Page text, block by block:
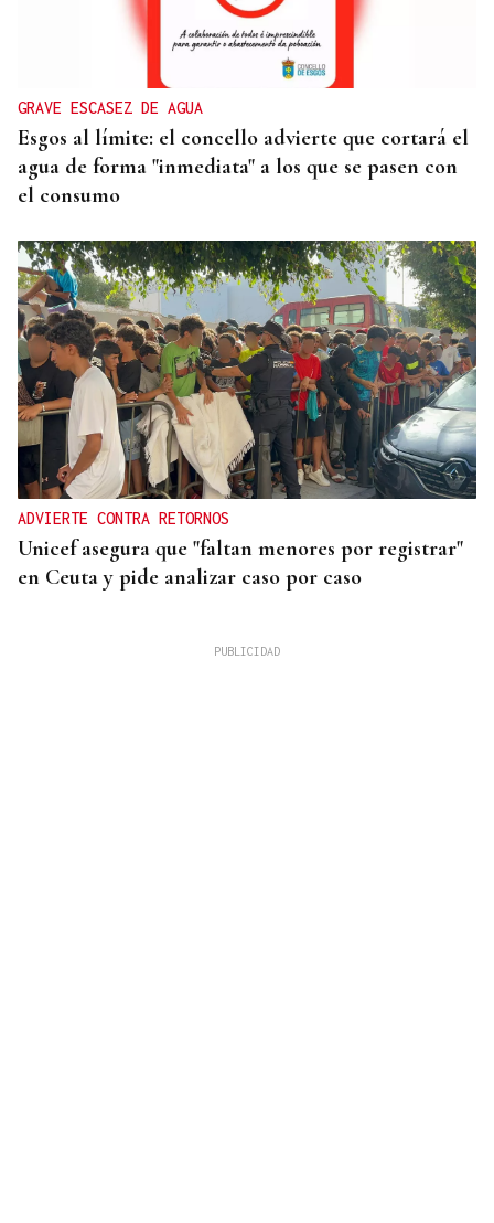
GRAVE ESCASEZ DE AGUA
Esgos al límite: el concello advierte que cortará el
agua de forma "inmediata" a los que se pasen con
el consumo
ADVIERTE CONTRA RETORNOS
Unicef asegura que "faltan menores por registrar"
en Ceuta y pide analizar caso por caso